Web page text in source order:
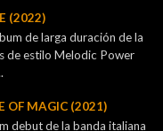
(2022)
de larga duración de la
de estilo Melodic Power
OF MAGIC (2021)
debut de la banda italiana